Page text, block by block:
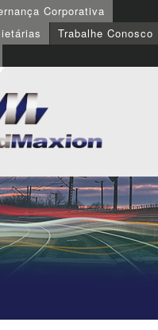
Corporativa
Trabalhe Conosco